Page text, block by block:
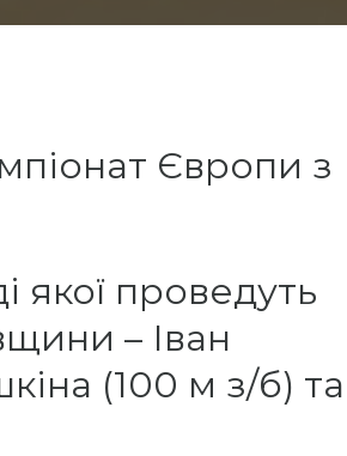
Європи з
якої проведуть
– Іван
(100 м з/б) та